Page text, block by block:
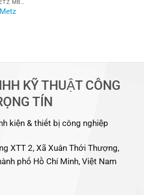
HỆ THỐNG SẤY UV IST METZ MBS C AIR-COOLED
KỸ THUẬT CÔNG
TÍN
kiện & thiết bị công nghiệp
XTT 2, Xã Xuân Thới Thượng,
phố Hồ Chí Minh, Việt Nam